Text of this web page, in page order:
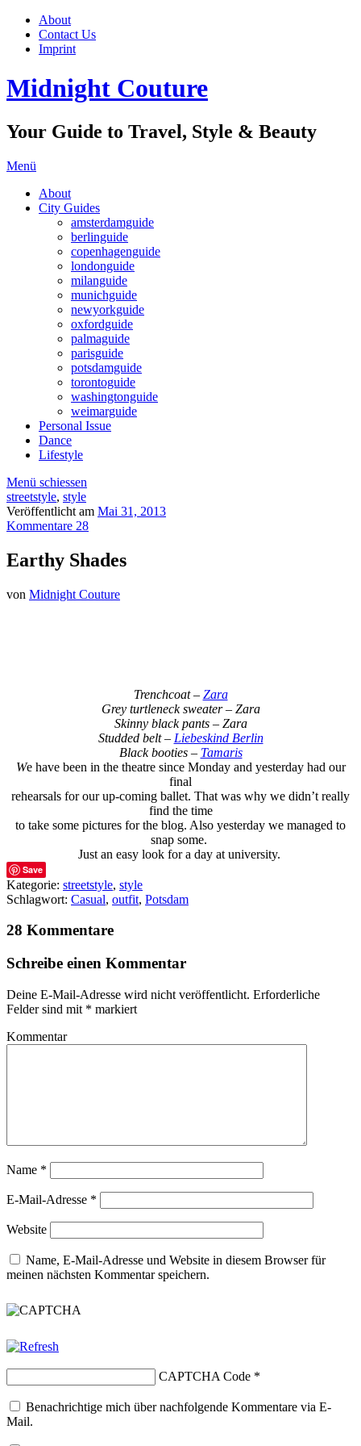
About
Contact Us
Imprint
Midnight Couture
Your Guide to Travel, Style & Beauty
Menü
About
City Guides
amsterdamguide
berlinguide
copenhagenguide
londonguide
milanguide
munichguide
newyorkguide
oxfordguide
palmaguide
parisguide
potsdamguide
torontoguide
washingtonguide
weimarguide
Personal Issue
Dance
Lifestyle
Menü schiessen
streetstyle, style
Veröffentlicht am Mai 31, 2013
Kommentare 28
Earthy Shades
von Midnight Couture
Trenchcoat – Zara
Grey turtleneck sweater – Zara
Skinny black pants – Zara
Studded belt – Liebeskind Berlin
Black booties – Tamaris
We have been in the theatre since Monday and yesterday had our
final
rehearsals for our up-coming ballet. That was why we didn’t really
find the time
to take some pictures for the blog. Also yesterday we managed to
snap some.
Just an easy look for a day at university.
Save
Kategorie: streetstyle, style
Schlagwort: Casual, outfit, Potsdam
28 Kommentare
Schreibe einen Kommentar
Deine E-Mail-Adresse wird nicht veröffentlicht. Erforderliche
Felder sind mit * markiert
Kommentar
Name *
E-Mail-Adresse *
Website
Name, E-Mail-Adresse und Website in diesem Browser für
meinen nächsten Kommentar speichern.
CAPTCHA Code *
Benachrichtige mich über nachfolgende Kommentare via E-
Mail.